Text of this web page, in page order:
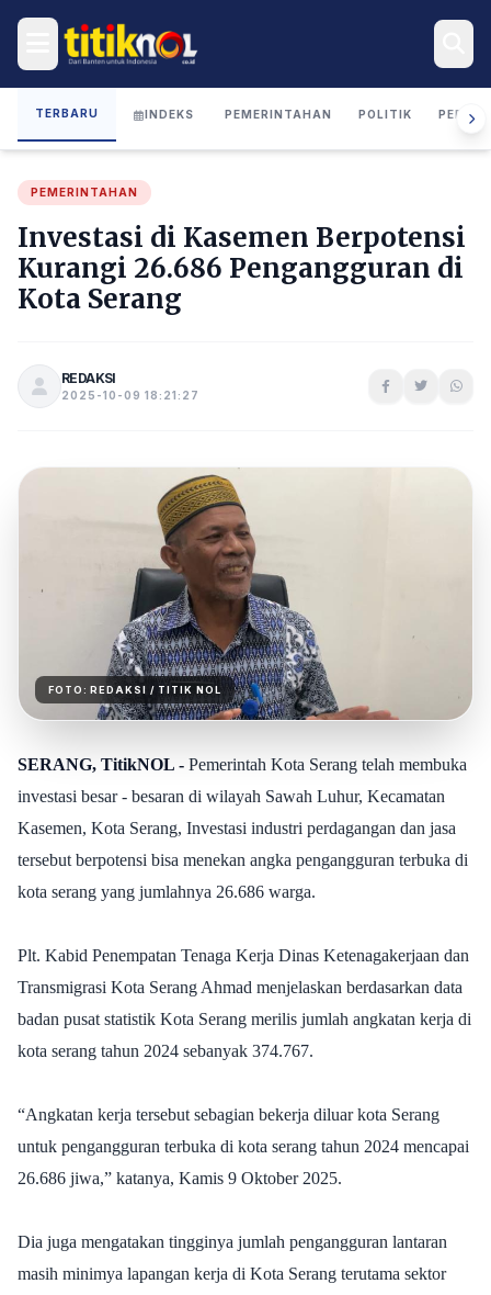
TERBARU INDEKS PEMERINTAHAN POLITIK
PEMERINTAHAN
Investasi di Kasemen Berpotensi
Kurangi 26.686 Pengangguran di
Kota Serang
REDAKSI
2025-10-09 18:21:27
FOTO: REDAKSI / TITIK NOL
SERANG, TitikNOL - Pemerintah Kota Serang telah membuka
investasi besar - besaran di wilayah Sawah Luhur, Kecamatan
Kasemen, Kota Serang, Investasi industri perdagangan dan jasa
tersebut berpotensi bisa menekan angka pengangguran terbuka di
kota serang yang jumlahnya 26.686 warga.
Plt. Kabid Penempatan Tenaga Kerja Dinas Ketenagakerjaan dan
Transmigrasi Kota Serang Ahmad menjelaskan berdasarkan data
badan pusat statistik Kota Serang merilis jumlah angkatan kerja di
kota serang tahun 2024 sebanyak 374.767.
“Angkatan kerja tersebut sebagian bekerja diluar kota Serang
untuk pengangguran terbuka di kota serang tahun 2024 mencapai
26.686 jiwa,” katanya, Kamis 9 Oktober 2025.
Dia juga mengatakan tingginya jumlah pengangguran lantaran
masih minimya lapangan kerja di Kota Serang terutama sektor